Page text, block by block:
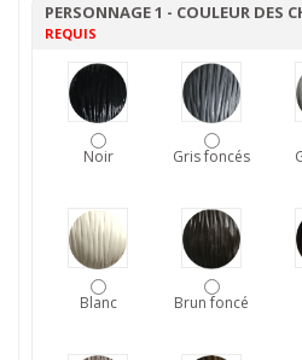
PERSONNAGE 1 - COULEUR DES
REQUIS
Noir Gris foncés
Blanc Brun foncé